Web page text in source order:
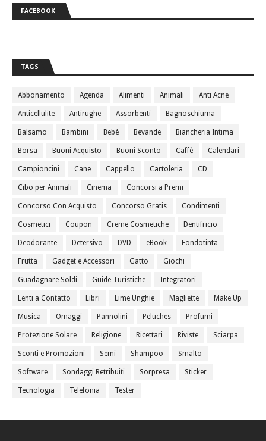
FACEBOOK
TAGS
Abbonamento Agenda Alimenti Animali Anti Acne
Anticellulite Antirughe Assorbenti Bagnoschiuma
Balsamo Bambini Bebè Bevande Biancheria Intima
Borsa Buoni Acquisto Buoni Sconto Caffè Calendari
Campioncini Cane Cappello Cartoleria CD
Cibo per Animali Cinema Concorsi a Premi
Concorso Con Acquisto Concorso Gratis Condimenti
Cosmetici Coupon Creme Cosmetiche Dentifricio
Deodorante Detersivo DVD eBook Fondotinta
Frutta Gadget e Accessori Gatto Giochi
Guadagnare Soldi Guide Turistiche Integratori
Lenti a Contatto Libri Lime Unghie Magliette Make Up
Musica Omaggi Pannolini Peluches Profumi
Protezione Solare Religione Ricettari Riviste Sciarpa
Sconti e Promozioni Semi Shampoo Smalto
Software Sondaggi Retribuiti Sorpresa Sticker
Tecnologia Telefonia Tester